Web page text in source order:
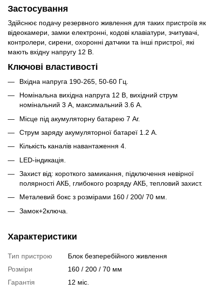
Застосування
Здійснює подачу резервного живлення для таких пристроїв як
відеокамери, замки електронні, кодові клавіатури, зчитувачі,
контролери, сирени, охоронні датчики та інші пристрої, які
мають вхідну напругу 12 В.
Ключові властивості
Вхідна напруга 190-265, 50-60 Гц.
Номінальна вихідна напруга 12 В, вихідний струм
номінальний 3 А, максимальний 3.6 А.
Місце під акумуляторну батарею 7 Аг.
Струм заряду акумуляторної батареї 1.2 А.
Кількість каналів навантаження 4.
LED-індикація.
Захист від: короткого замикання, підключення невірної
полярності АКБ, глибокого розряду АКБ, тепловий захист.
Металевий бокс з розмірами 160 / 200/ 70 мм.
Замок+2ключа.
Характеристики
Тип пристрою
Блок безперебійного живлення
Розміри
160 / 200 / 70 мм
Гарантія
12 міс.